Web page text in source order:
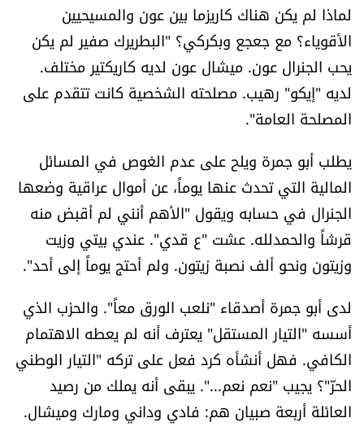
لماذا لم يكن هناك كاريزما بين عون والمسيحيين
الأقوياء؟ مع جعجع وبكركي؟ "البطريرك صفير لم يكن
يحب الجنرال عون. ميشال عون لديه كاريكتير مختلف.
لديه "إيكو" رهيب. مصلحته الشخصية كانت تتقدم على
المصلحة العامة".
يطلب أبو جمرة ويلح على عدم الغوص في المسائل
المالية التي تحدث عنها يوماً، عن أموال عراقية وضعها
الجنرال في حسابه ويقول "الأهم أنني لم أقبض منه
قرشاً والحمدلله. عشت "ع قدي". عندي بيتي وزيت
وزيتون ونحو ألف نصبة زيتون. ولم أحتج يوماً إلى أحد".
لدى أبو جمرة أصدقاء "نلعب الورق معاً". والحزب الذي
أسسه "التيار المستقل" يعترف أنه لم يعطه الاهتمام
الكافي. فهل أنشأه كرد فعل على تركه "التيار الوطني
الحرّ"؟ يجيب "نعم نعم...". يبقى أنه يملك من رصيد
العائلة أربعة صبيان هم: فادي وداني ومارك وميشال.